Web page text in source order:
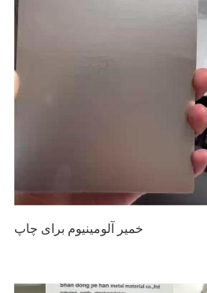
خمیر آلومینیوم برای چاپ